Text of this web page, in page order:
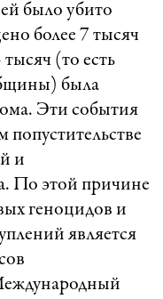
было убито
более 7 тысяч
(то есть
была
Эти события
и
По этой причине
геноцидов и
является